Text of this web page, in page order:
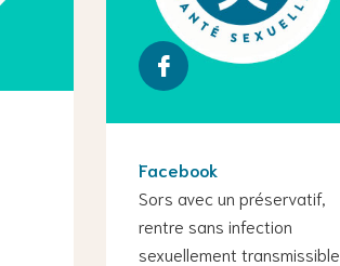
Facebook
Sors avec un préservatif,
rentre sans infection
sexuellement transmissible